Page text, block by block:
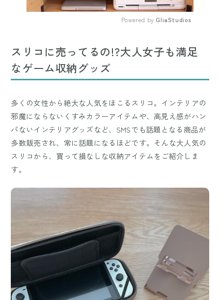
Powered by GliaStudios
スリコに売ってるの!?大人女子も満足
なゲーム収納グッズ
多くの女性から絶大な人気をほこるスリコ。インテリアの
邪魔にならないくすみカラーアイテムや、高見え感がハン
パないインテリアグッズなど、SMSでも話題となる商品が
多数販売され、常に話題になるほどです。そんな大人気の
スリコから、買って損なしな収納アイテムをご紹介しま
す。